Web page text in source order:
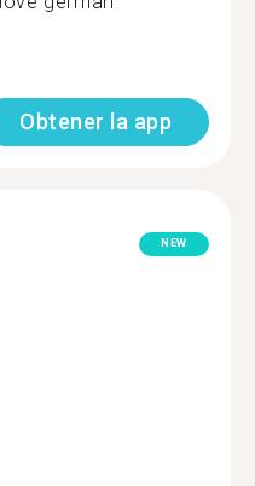
Obtener la app
NEW